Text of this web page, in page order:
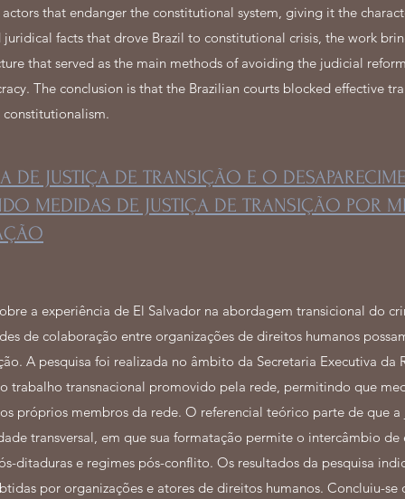
that endanger the constitutional system, giving it the
facts that drove Brazil to constitutional crisis, the work
that served as the main methods of avoiding the judicial
The conclusion is that the Brazilian courts blocked effective
DE JUSTIÇA DE TRANSIÇÃO E O
MEDIDAS DE JUSTIÇA DE TRANSIÇÃO POR
a experiência de El Salvador na abordagem transicional do
de colaboração entre organizações de direitos humanos
A pesquisa foi realizada no âmbito da Secretaria Executiva da
trabalho transnacional promovido pela rede, permitindo que
próprios membros da rede. O referencial teórico parte de que
transversal, em que sua formatação permite o intercâmbio de
ditaduras e regimes pós-conflito. Os resultados da pesquisa
por organizações e atores de direitos humanos. Concluiu-